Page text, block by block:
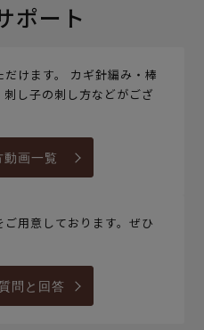
ポート
けます。 カギ針編み・棒
し子の刺し方などがござ
動画一覧
用意しております。ぜひ
問と回答